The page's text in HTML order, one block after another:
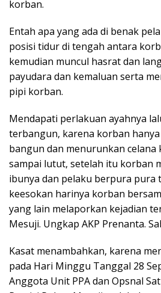
korban.
Entah apa yang ada di benak
posisi tidur di tengah antara
kemudian muncul hasrat dan
payudara dan kemaluan serta
pipi korban.
Mendapati perlakuan ayahnya
terbangun, karena korban
bangun dan menurunkan celana
sampai lutut, setelah itu korban
ibunya dan pelaku berpura pura
keesokan harinya korban
yang lain melaporkan kejadian
Mesuji. Ungkap AKP Prenanta.
Kasat menambahkan, karena
pada Hari Minggu Tanggal 28
Anggota Unit PPA dan Opsnal